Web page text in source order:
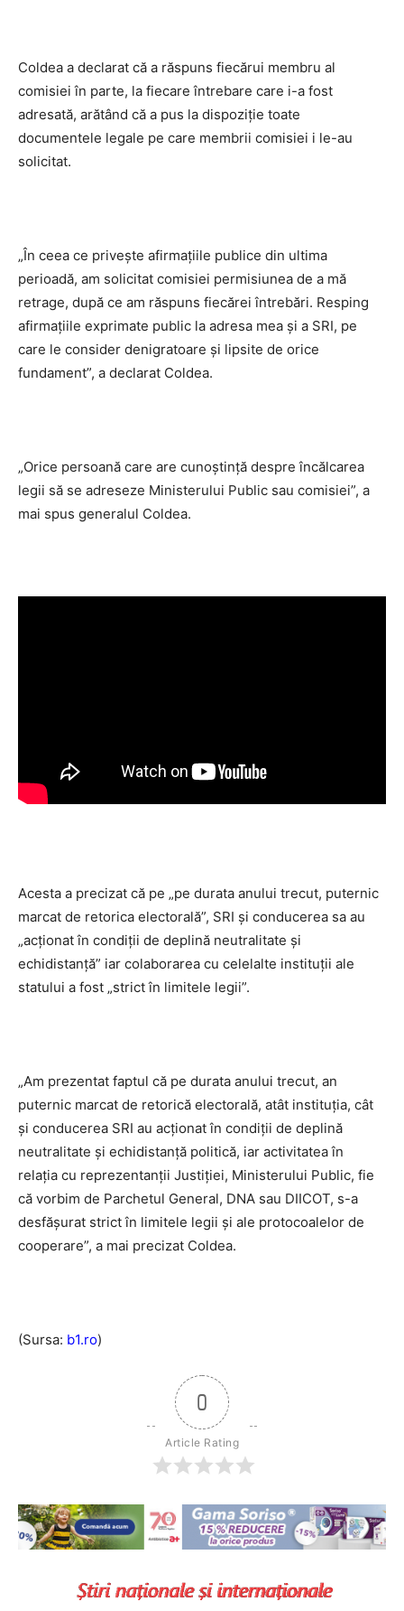
Coldea a declarat că a răspuns fiecărui membru al
comisiei în parte, la fiecare întrebare care i-a fost
adresată, arătând că a pus la dispoziție toate
documentele legale pe care membrii comisiei i le-au
solicitat.
„În ceea ce privește afirmațiile publice din ultima
perioadă, am solicitat comisiei permisiunea de a mă
retrage, după ce am răspuns fiecărei întrebări. Resping
afirmațiile exprimate public la adresa mea și a SRI, pe
care le consider denigratoare și lipsite de orice
fundament”, a declarat Coldea.
„Orice persoană care are cunoștință despre încălcarea
legii să se adreseze Ministerului Public sau comisiei”, a
mai spus generalul Coldea.
Acesta a precizat că pe „pe durata anului trecut, puternic
marcat de retorica electorală”, SRI și conducerea sa au
„acționat în condiții de deplină neutralitate și
echidistanță” iar colaborarea cu celelalte instituții ale
statului a fost „strict în limitele legii”.
„Am prezentat faptul că pe durata anului trecut, an
puternic marcat de retorică electorală, atât instituția, cât
și conducerea SRI au acționat în condiții de deplină
neutralitate și echidistanță politică, iar activitatea în
relația cu reprezentanții Justiției, Ministerului Public, fie
că vorbim de Parchetul General, DNA sau DIICOT, s-a
desfășurat strict în limitele legii și ale protocoalelor de
cooperare”, a mai precizat Coldea.
(Sursa: b1.ro)
0
Article Rating